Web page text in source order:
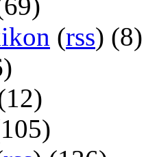
(rss) (8)